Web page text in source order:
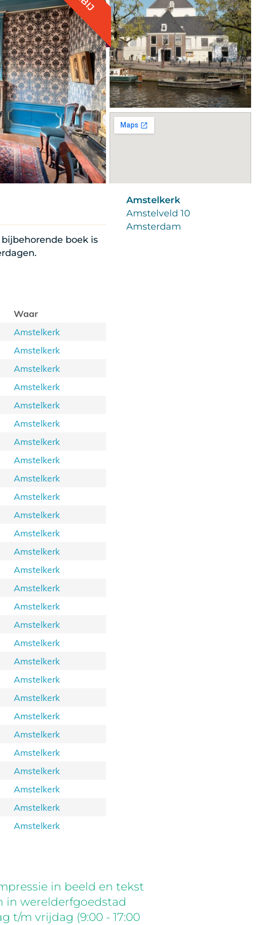
boek is
Waar
Amstelkerk
Amstelkerk
Amstelkerk
Amstelkerk
Amstelkerk
Amstelkerk
Amstelkerk
Amstelkerk
Amstelkerk
Amstelkerk
Amstelkerk
Amstelkerk
Amstelkerk
Amstelkerk
Amstelkerk
Amstelkerk
Amstelkerk
Amstelkerk
Amstelkerk
Amstelkerk
Amstelkerk
Amstelkerk
Amstelkerk
Amstelkerk
Amstelkerk
Amstelkerk
Amstelkerk
Amstelkerk
Amstelkerk
Amstelveld 10
Amsterdam
in beeld en tekst
in werelderfgoedstad
t/m vrijdag (9:00 - 17:00